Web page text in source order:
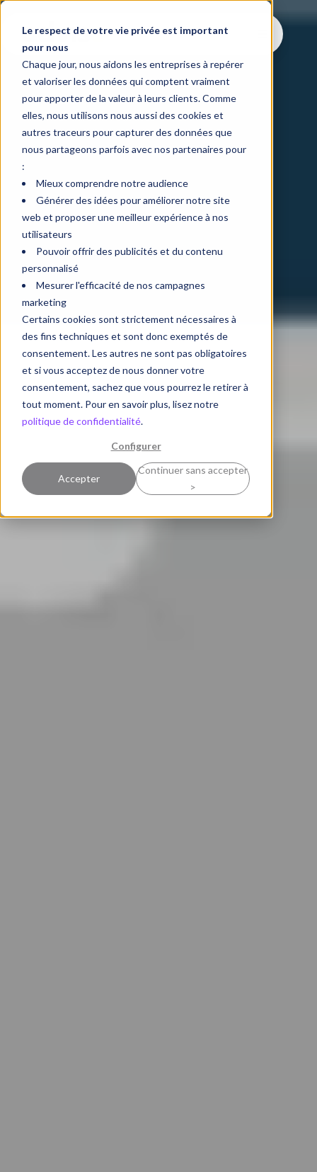
Le respect de votre vie privée est important
pour nous
Chaque jour, nous aidons les entreprises à repérer
et valoriser les données qui comptent vraiment
pour apporter de la valeur à leurs clients. Comme
elles, nous utilisons nous aussi des cookies et
autres traceurs pour capturer des données que
nous partageons parfois avec nos partenaires pour
:
Mieux comprendre notre audience
Générer des idées pour améliorer notre site
web et proposer une meilleur expérience à nos
utilisateurs
Pouvoir offrir des publicités et du contenu
personnalisé
Mesurer l'efficacité de nos campagnes
marketing
Certains cookies sont strictement nécessaires à
des fins techniques et sont donc exemptés de
consentement. Les autres ne sont pas obligatoires
et si vous acceptez de nous donner votre
consentement, sachez que vous pourrez le retirer à
tout moment. Pour en savoir plus, lisez notre
politique de confidentialité.
Configurer
Accepter
Continuer sans accepter
>